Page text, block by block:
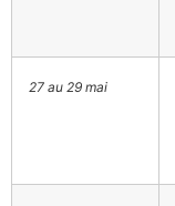
27 au 29 mai